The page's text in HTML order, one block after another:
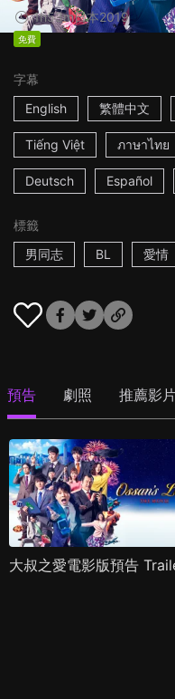
1h53m日本2019
免費
字幕
English
繁體中文
Tiếng Việt ภาษาไทย
Deutsch Español
標籤
男同志
BL 愛情
預告 劇照 推薦影
大叔之愛電影版預告